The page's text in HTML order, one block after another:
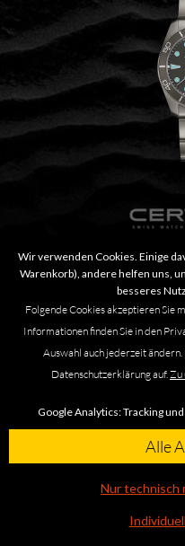
Certina Aqua
Wir verwenden Cookies. Einige
Warenkorb), andere helfen uns,
besseres
Folgende Cookies akzeptieren Sie
Informationen finden Sie in den
Auswahl auch jederzeit
Datenschutzerklärung auf.Zu
Google Analytics:Tracking
Nur technisch
Alle